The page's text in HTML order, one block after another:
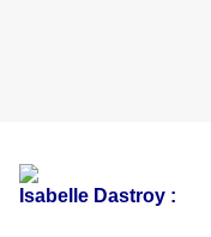
Isabelle Dastroy :